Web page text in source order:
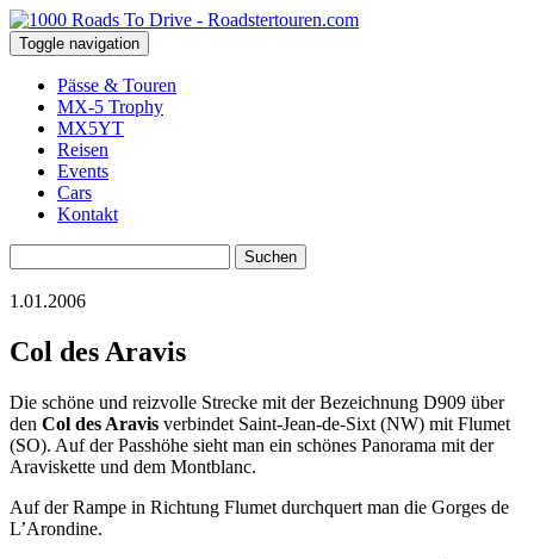
Toggle navigation
Pässe & Touren
MX-5 Trophy
MX5YT
Reisen
Events
Cars
Kontakt
nach:
1.01.2006
Col des Aravis
Die schöne und reizvolle Strecke mit der Bezeichnung D909 über
den Col des Aravis verbindet Saint-Jean-de-Sixt (NW) mit Flumet
(SO). Auf der Passhöhe sieht man ein schönes Panorama mit der
Araviskette und dem Montblanc.
Auf der Rampe in Richtung Flumet durchquert man die Gorges de
L’Arondine.